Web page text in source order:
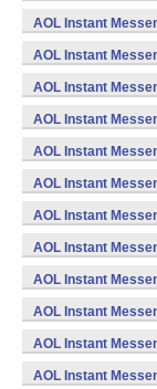
AOL Instant
AOL Instant
AOL Instant
AOL Instant
AOL Instant
AOL Instant
AOL Instant
AOL Instant
AOL Instant
AOL Instant
AOL Instant
AOL Instant